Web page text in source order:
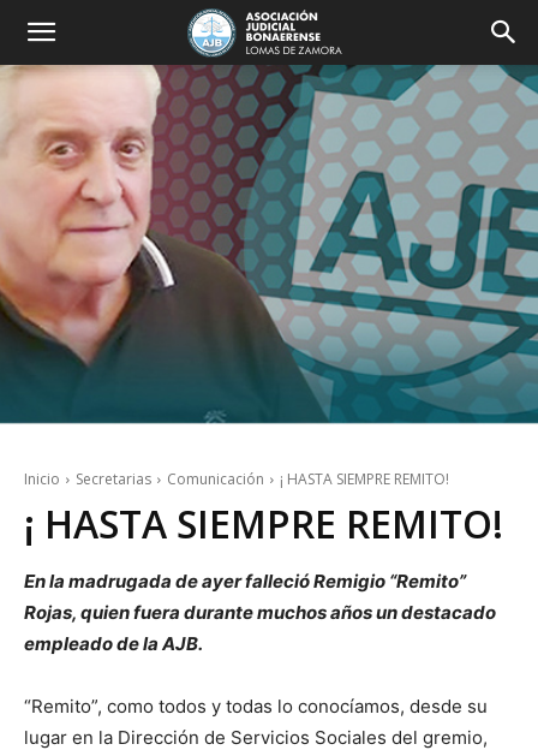
Inicio Secretarias Comunicación ¡ HASTA SIEMPRE REMITO!
¡ HASTA SIEMPRE REMITO!
En la madrugada de ayer falleció Remigio “Remito”
Rojas, quien fuera durante muchos años un destacado
empleado de la AJB.
“Remito”, como todos y todas lo conocíamos, desde su
lugar en la Dirección de Servicios Sociales del gremio,